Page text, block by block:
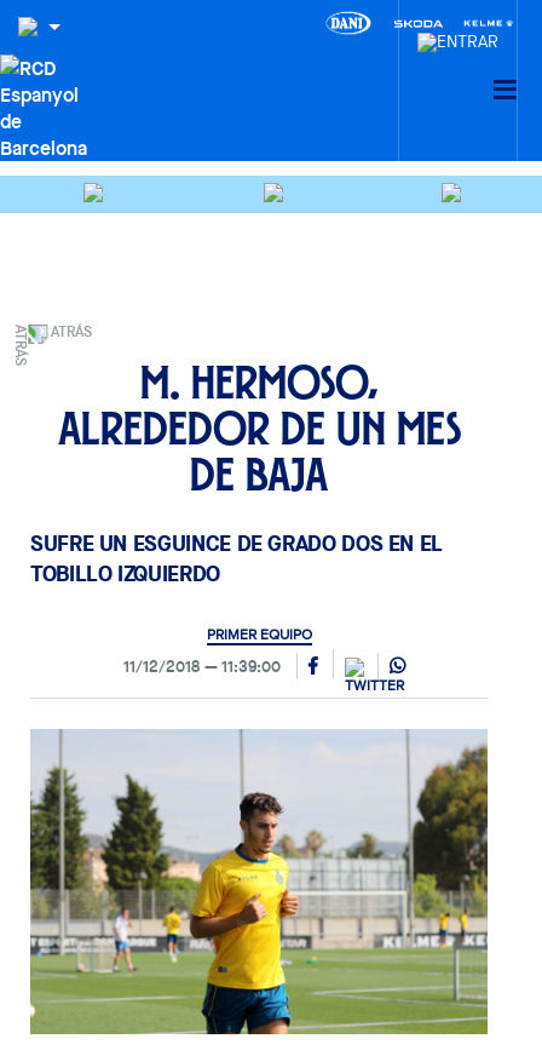
ATRÁS
M. Hermoso,
alrededor de un mes
de baja
SUFRE UN ESGUINCE DE GRADO DOS EN EL
TOBILLO IZQUIERDO
PRIMER EQUIPO
11/12/2018 11:39:00